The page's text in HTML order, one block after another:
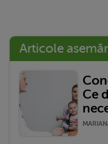
Articole
Ce